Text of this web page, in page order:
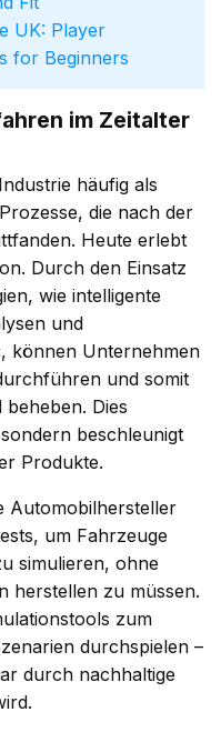
UK: Player
for Beginners
im Zeitalter
häufig als
die nach der
Heute erlebt
Durch den Einsatz
wie intelligente
und
können Unternehmen
und somit
Dies
beschleunigt
Produkte.
Automobilhersteller
um Fahrzeuge
simulieren, ohne
herstellen zu müssen.
zum
durchspielen –
durch nachhaltige